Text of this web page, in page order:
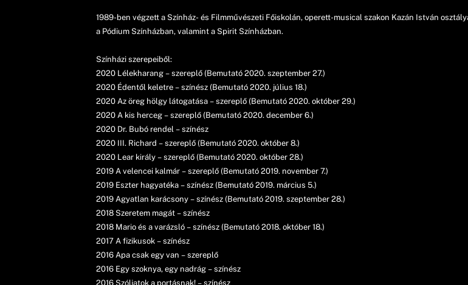
1989-ben végzett a Színház- és Filmművészeti Főiskolán, operett-musical szakon Kazán István
a Pódium Színházban, valamint a Spirit Színházban.
Színházi szerepeiből:
2020 Lélekharang – szereplő (Bemutató 2020. szeptember 27.)
2020 Édentől keletre – színész (Bemutató 2020. július 18.)
2020 Az öreg hölgy látogatása – szereplő (Bemutató 2020. október 29.)
2020 A kis herceg – szereplő (Bemutató 2020. december 6.)
2020 Dr. Bubó rendel – színész
2020 III. Richard – szereplő (Bemutató 2020. október 8.)
2020 Lear király – szereplő (Bemutató 2020. október 28.)
2019 A velencei kalmár – szereplő (Bemutató 2019. november 7.)
2019 Eszter hagyatéka – színész (Bemutató 2019. március 5.)
2019 Agyatlan karácsony – színész (Bemutató 2019. szeptember 28.)
2018 Szeretem magát – színész
2018 Mario és a varázsló – színész (Bemutató 2018. október 18.)
2017 A fizikusok – színész
2016 Apa csak egy van – szereplő
2016 Egy szoknya, egy nadrág – színész
2016 Szóljatok a portásnak! – színész